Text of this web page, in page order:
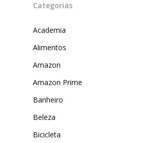
Categorias
Academia
Alimentos
Amazon
Amazon Prime
Banheiro
Beleza
Bicicleta